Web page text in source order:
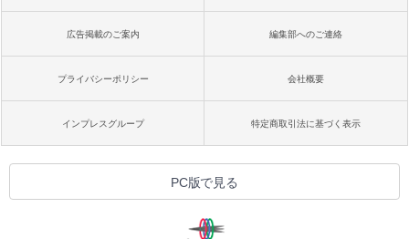
広告掲載のご案内 編集部へのご連絡
プライバシーポリシー 会社概要
インプレスグループ 特定商取引法に基づく表示
PC版で見る